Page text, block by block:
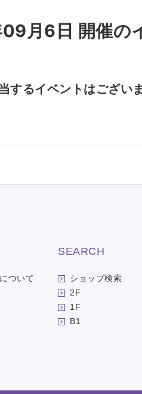
月6日 開催の
するイベントはござい
ついて
SEARCH
ショップ検索
2F
1F
B1